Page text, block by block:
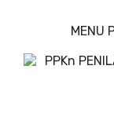
MENU